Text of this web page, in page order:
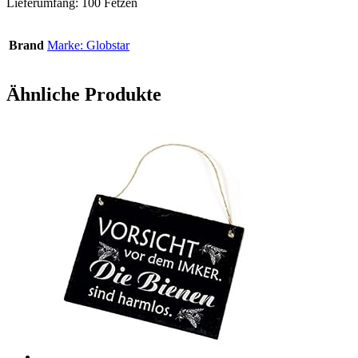
Brand Marke: Globstar
Ähnliche Produkte